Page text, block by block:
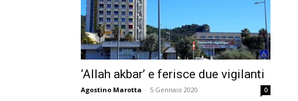
‘Allah akbar’ e ferisce due vigilanti
Agostino Marotta - 5 Gennaio 2020 0